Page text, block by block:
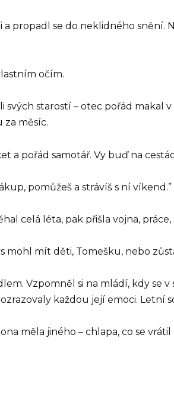
a propadl se do neklidného
očím.
svých starostí – otec pořád makal
za měsíc.
a pořád samotář. Vy buď na
pomůžeš a strávíš s ní víkend.”
celá léta, pak přišla vojna,
mohl mít děti, Tomešku, nebo
Vzpomněl si na mládí, kdy se v
každou její emoci. Letní
měla jiného – chlapa, co se